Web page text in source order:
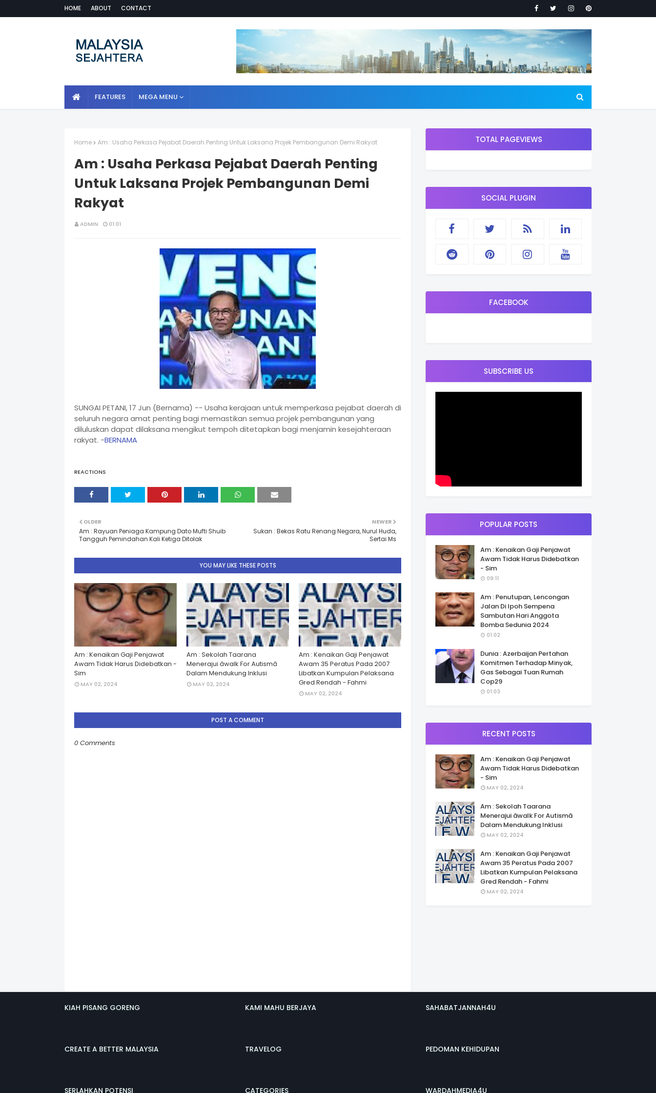
HOME ABOUT CONTACT
FEATURES MEGA MENU
Home Am : Usaha Perkasa Pejabat Daerah Penting Untuk Laksana Projek Pembangunan Demi Rakyat
Am : Usaha Perkasa Pejabat Daerah Penting
Untuk Laksana Projek Pembangunan Demi
Rakyat
ADMIN 01:01
SUNGAI PETANI, 17 Jun (Bernama) -- Usaha kerajaan untuk memperkasa pejabat daerah di
seluruh negara amat penting bagi memastikan semua projek pembangunan yang
diluluskan dapat dilaksana mengikut tempoh ditetapkan bagi menjamin kesejahteraan
rakyat. -BERNAMA
REACTIONS
NEWER
Sukan : Bekas Ratu Renang Negara, Nurul Huda,
Sertai Ms
OLDER
Am : Rayuan Peniaga Kampung Dato Mufti Shuib
Tangguh Pemindahan Kali Ketiga Ditolak
YOU MAY LIKE THESE POSTS
Am : Kenaikan Gaji Penjawat
Awam Tidak Harus Didebatkan -
Sim
MAY 02, 2024
Am : Sekolah Taarana
Menerajui âwalk For Autismâ
Dalam Mendukung Inklusi
MAY 02, 2024
Am : Kenaikan Gaji Penjawat
Awam 35 Peratus Pada 2007
Libatkan Kumpulan Pelaksana
Gred Rendah - Fahmi
MAY 02, 2024
POST A COMMENT
0 Comments
TOTAL PAGEVIEWS
SOCIAL PLUGIN
FACEBOOK
SUBSCRIBE US
POPULAR POSTS
Am : Kenaikan Gaji Penjawat
Awam Tidak Harus Didebatkan
- Sim
09:11
Am : Penutupan, Lencongan
Jalan Di Ipoh Sempena
Sambutan Hari Anggota
Bomba Sedunia 2024
01:02
Dunia : Azerbaijan Pertahan
Komitmen Terhadap Minyak,
Gas Sebagai Tuan Rumah
Cop29
01:03
RECENT POSTS
Am : Kenaikan Gaji Penjawat
Awam Tidak Harus Didebatkan
- Sim
MAY 02, 2024
Am : Sekolah Taarana
Menerajui âwalk For Autismâ
Dalam Mendukung Inklusi
MAY 02, 2024
Am : Kenaikan Gaji Penjawat
Awam 35 Peratus Pada 2007
Libatkan Kumpulan Pelaksana
Gred Rendah - Fahmi
MAY 02, 2024
KIAH PISANG GORENG
CREATE A BETTER MALAYSIA
SERLAHKAN POTENSI
KAMI MAHU BERJAYA
TRAVELOG
CATEGORIES
SAHABATJANNAH4U
PEDOMAN KEHIDUPAN
WARDAHMEDIA4U